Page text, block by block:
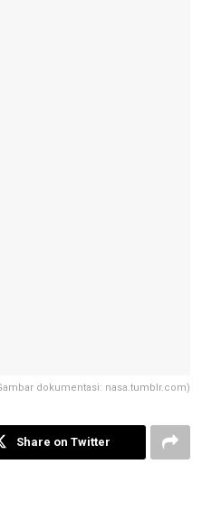
dokumentasi: nasa.tumblr.com)
Share on Twitter